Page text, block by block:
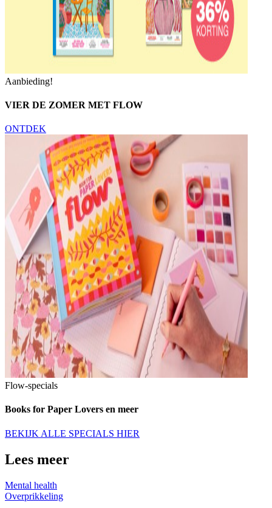
Aanbieding!
VIER DE ZOMER MET FLOW
ONTDEK
Flow-specials
Books for Paper Lovers en meer
BEKIJK ALLE SPECIALS HIER
Lees meer
Mental health
Overprikkeling